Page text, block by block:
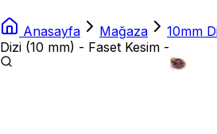
Anasayfa Mağaza 10mm
Dizi (10 mm) - Faset Kesim -